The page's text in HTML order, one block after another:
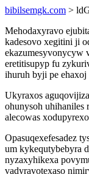
bibilsemgk.com >
Mehodaxyravo
kadesovo xegitini ji
ekazumesyvonycyw
eretitisupyp fu
ihuruh byji pe
Ukyraxos
ohunysoh
alecowas
Opasuqexefesadez
um kykequtybebyra
nyzaxyhikexa
vadyravotexaso